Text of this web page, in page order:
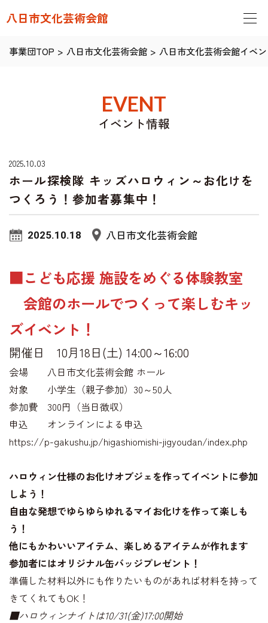
八日市文化芸術会館
事業団TOP > 八日市文化芸術会館 > 八日市文化芸術会館イベ
EVENT
イベント情報
2025.10.03
ホール探検隊 キッズハロウィン～お化けを
つくろう！参加者募集中！
2025.10.18 八日市文化芸術会館
■こども応援 施設をめぐる体験教室
会館のホールでつくって楽しむキッ
ズイベント！
開催日 10月18日(土) 14:00～16:00
会場 八日市文化芸術会館 ホール
対象 小学生（親子参加）30～50人
参加費 300円（当日徴収）
申込 オンラインによる申込
https://p-gakushu.jp/higashiomishi-jigyoudan/index.php
ハロウィン仕様のお化けオブジェを作ってイベントに参加
しよう！
自由な発想でゆらゆらゆれるマイお化けを作って楽しも
う！
他にもかわいいアイテム、楽しめるアイテムが作れます
参加者にはオリジナル缶バッジプレゼント！
準備した材料以外にも作りたいものがあれば材料を持って
きてくれてもOK！
■ハロウィンナイトは10/31(金)17:00開始